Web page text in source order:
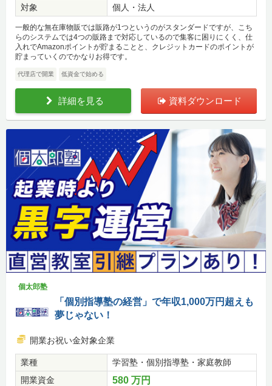
対象 個人・法人
一般的な無在庫物販では販路が1つというのがスタンダードですが、こち
らのシステムでは4つの販路まで対応しているので集客に困りにくく、仕
入れでAmazonポイントが貯まることと、クレジットカードのポイントが
貯まっていくのでかなりお得です。
代理店で開業 低資金で始める
詳細を見る 資料ダウンロード
個太郎塾
「個別指導塾の経営」で年収1,000万円超えも
夢じゃない！
開業お祝い金対象企業
業種
学習塾・個別指導塾・家庭教師
開業資金
580 万円